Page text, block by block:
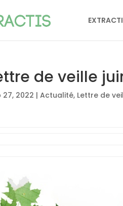
de veille
27, 2022 |Actualité, Lettre de